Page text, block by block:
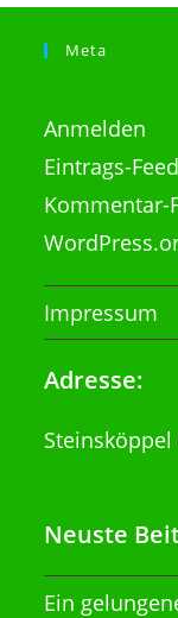
Meta
Anmelden
Eintrags-Feed
Kommentar-
Impressum
Adresse:
Steinsköppel
Neuste
Ein